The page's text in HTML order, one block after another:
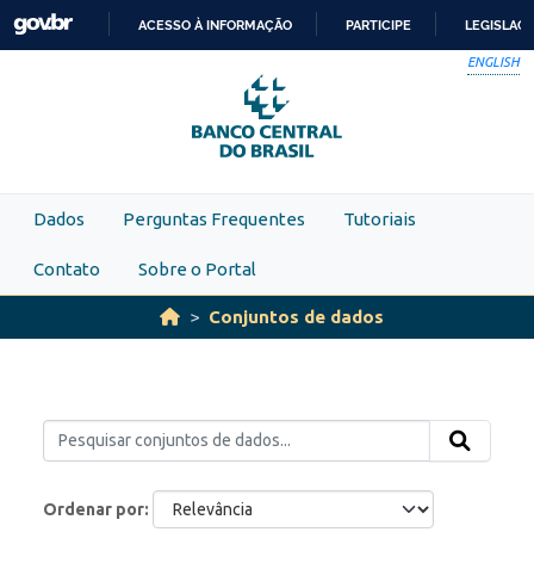
Skip to main content
PARA
O
CONTEÚDO
ACESSO À INFORMAÇÃO PARTICIPE
ENGLISH
Dados Perguntas Frequentes Tutoriais
Contato Sobre o Portal
Conjuntos de dados
Ordenar por